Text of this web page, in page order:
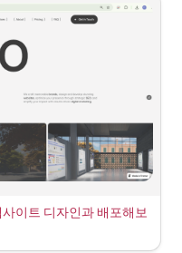
입력해보려고 한다.
를 넣긴했지만, 저렇게 프로젝
이트 디자인과 배포해보